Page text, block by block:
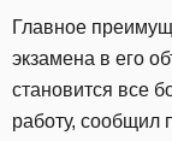
Главное
экзамена в его
становится все
работу, сообщил